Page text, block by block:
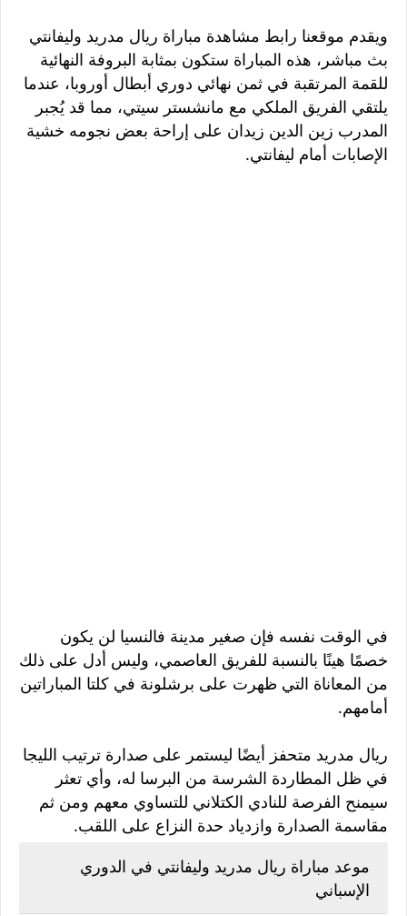
ويقدم موقعنا رابط مشاهدة مباراة ريال مدريد وليفانتي
بث مباشر، هذه المباراة ستكون بمثابة البروفة النهائية
للقمة المرتقبة في ثمن نهائي دوري أبطال أوروبا، عندما
يلتقي الفريق الملكي مع مانشستر سيتي، مما قد يُجبر
المدرب زين الدين زيدان على إراحة بعض نجومه خشية
الإصابات أمام ليفانتي.
في الوقت نفسه فإن صغير مدينة فالنسيا لن يكون
خصمًا هينًا بالنسبة للفريق العاصمي، وليس أدل على ذلك
من المعاناة التي ظهرت على برشلونة في كلتا المباراتين
أمامهم.
ريال مدريد متحفز أيضًا ليستمر على صدارة ترتيب الليجا
في ظل المطاردة الشرسة من البرسا له، وأي تعثر
سيمنح الفرصة للنادي الكتلاني للتساوي معهم ومن ثم
مقاسمة الصدارة وازدياد حدة النزاع على اللقب.
موعد مباراة ريال مدريد وليفانتي في الدوري
الإسباني